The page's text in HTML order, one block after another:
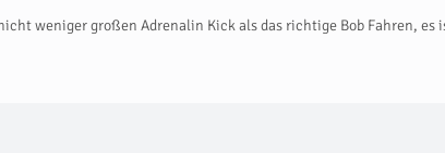
weniger großen Adrenalin Kick als das richtige Bob Fahren, es